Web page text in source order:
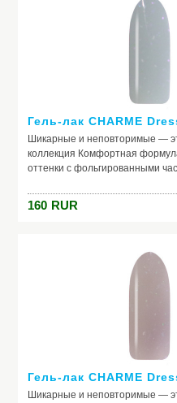
Гель-лак CHARME
Шикарные и неповторимые —
коллекция Комфортная
оттенки с фольгированными
160 RUR
Гель-лак CHARME
Шикарные и неповторимые —